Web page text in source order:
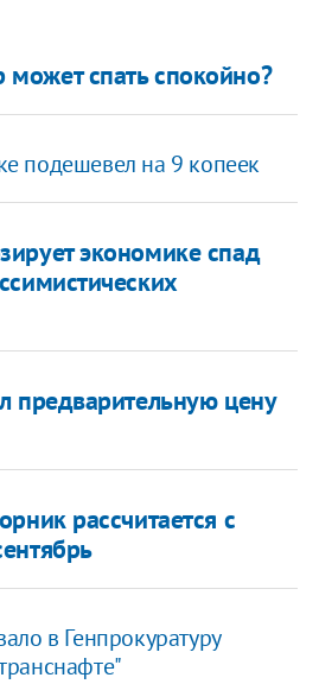
спать спокойно?
подешевел на 9 копеек
экономике спад
предварительную цену
рассчитается с
в Генпрокуратуру